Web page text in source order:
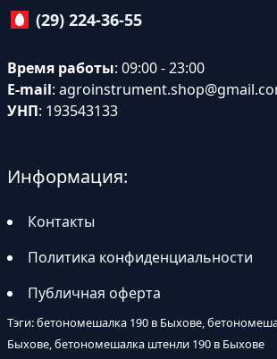
(29) 224-36-55
Время работы: 09:00 - 23:00
E-mail:
УНП: 193543133
Информация:
Контакты
Политика конфиденциальности
Публичная оферта
Тэги: бетономешалка 190 в Быхове,
Быхове, бетономешалка штенли 190 в Быхове